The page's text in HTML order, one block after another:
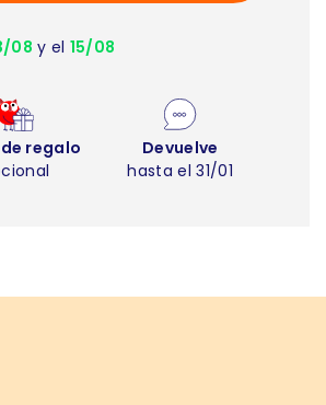
08 y el 15/08
regalo
Devuelve
hasta el 31/01